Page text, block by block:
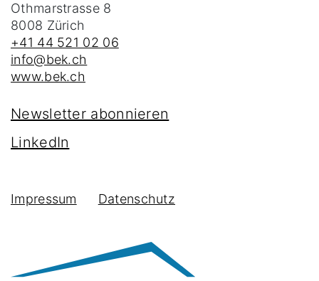
Othmarstrasse 8
8008 Zürich
+41 44 521 02 06
info@bek.ch
www.bek.ch
Newsletter abonnieren
LinkedIn
Impressum Datenschutz